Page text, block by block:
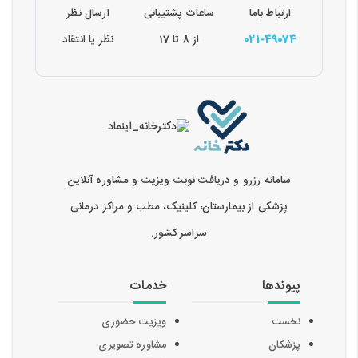
ارتباط باما
021-49074
ساعات پشتیبانی
از 8 تا 17
ارسال نظر
نظر یا انتقاد
سامانه رزرو و دریافت نوبت ویزیت و مشاوره آنلاین
پزشکی از بیمارستان، کلینیک، مطب و مراکز درمانی
سراسر کشور.
پیوندها
نخست
پزشکان
خدمات
ویزیت حضوری
مشاوره تصویری